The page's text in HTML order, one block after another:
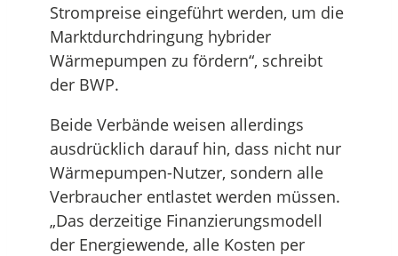
Strompreise eingeführt werden, um die
Marktdurchdringung hybrider
Wärmepumpen zu fördern“, schreibt
der BWP.
Beide Verbände weisen allerdings
ausdrücklich darauf hin, dass nicht nur
Wärmepumpen-Nutzer, sondern alle
Verbraucher entlastet werden müssen.
„Das derzeitige Finanzierungsmodell
der Energiewende, alle Kosten per